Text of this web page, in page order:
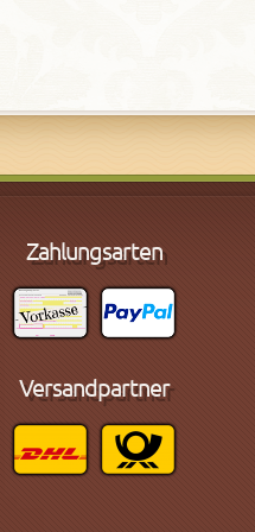
Zahlungsarten
Versandpartner